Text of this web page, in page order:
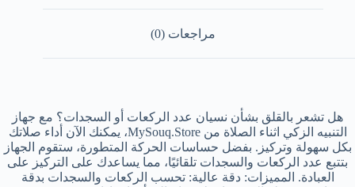
مراجعات (0)
هل تشعر بالقلق بشأن نسيان عدد الركعات أو السجدات؟ مع جهاز
التنبيه الزكي اثناء الصلاة من MySouq.Store، يمكنك الآن أداء صلاتك
بكل سهولة وتركيز. بفضل حساسات الحركة المتطورة، ستقوم الجهاز
بتتبع عدد الركعات والسجدات تلقائيًا، مما يساعدك على التركيز على
العبادة. المميزات: دقة عالية: تحسب الركعات والسجدات بدقة